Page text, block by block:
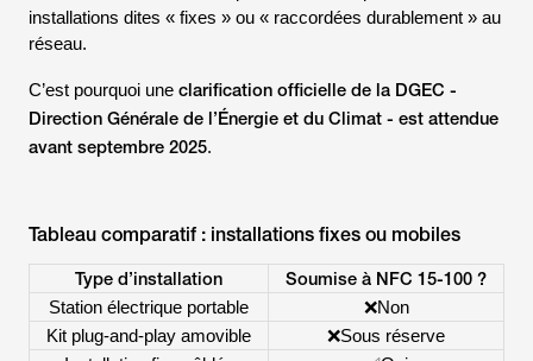
installations dites « fixes » ou « raccordées durablement » au
réseau.
C’est pourquoi une clarification officielle de la DGEC -
Direction Générale de l’Énergie et du Climat - est attendue
avant septembre 2025.
Tableau comparatif : installations fixes ou mobiles
Type d’installation Soumise à NFC 15-100 ?
Station électrique portable
❌Non
Kit plug-and-play amovible
❌Sous réserve